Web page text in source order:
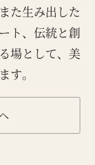
た生み出した
ト、伝統と創
場として、美
す。